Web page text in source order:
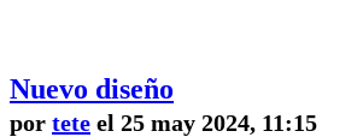
Nuevo diseño
por tete el 25 may 2024, 11:15